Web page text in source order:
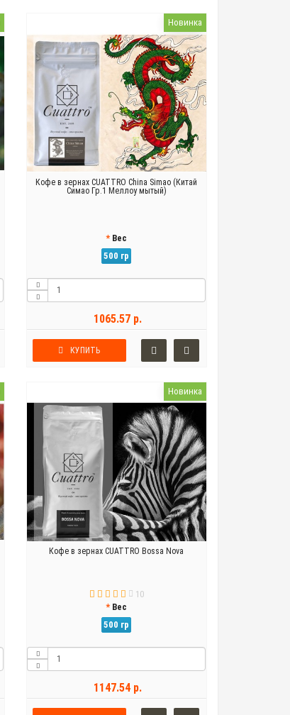
Новинка
Кофе в зернах CUATTRO China Simao (Китай
Симао Гр.1 Меллоу мытый)
Вес
500 гр
1065.57 р.
КУПИТЬ
Новинка
Кофе в зернах CUATTRO Bossa Nova
10
Вес
500 гр
1147.54 р.